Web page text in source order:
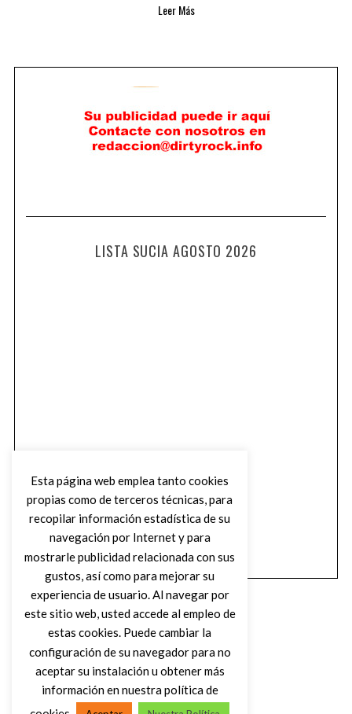
Leer Más
LISTA SUCIA AGOSTO 2026
Esta página web emplea tanto cookies
propias como de terceros técnicas, para
recopilar información estadística de su
navegación por Internet y para
mostrarle publicidad relacionada con sus
gustos, así como para mejorar su
experiencia de usuario. Al navegar por
este sitio web, usted accede al empleo de
estas cookies. Puede cambiar la
configuración de su navegador para no
aceptar su instalación u obtener más
información en nuestra política de